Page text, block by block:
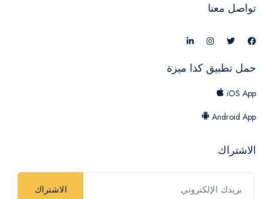
تواصل معنا
حمل تطبيق كذا ميزة
iOS App
Android App
الاشتراك
الاشتراك